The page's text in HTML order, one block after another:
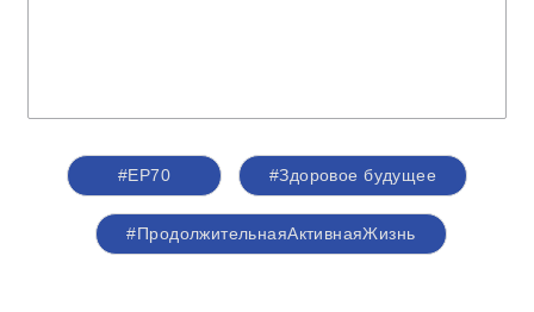
#ЕР70 #Здоровое будущее
#ПродолжительнаяАктивнаяЖизнь